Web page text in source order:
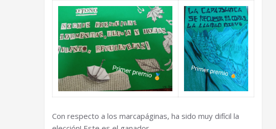
Con respecto a los marcapáginas, ha sido muy difícil la